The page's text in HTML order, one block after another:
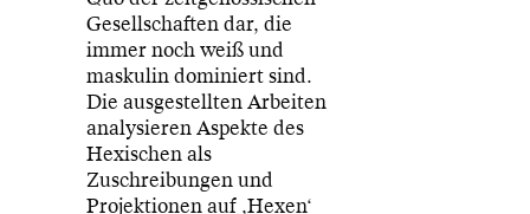
Gesellschaften dar, die
immer noch weiß und
maskulin dominiert sind.
Die ausgestellten Arbeiten
analysieren Aspekte des
Hexischen als
Zuschreibungen und
Projektionen auf ‚Hexen‘